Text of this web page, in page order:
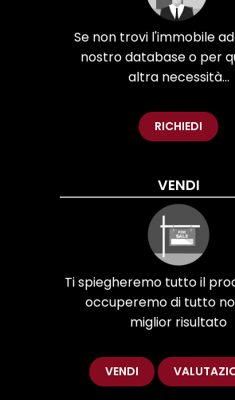
Se non trovi l'immobile
nostro database o per
altra necessità...
RICHIEDI
VENDI
Ti spiegheremo tutto il
occuperemo di tutto
miglior risultato
VENDI